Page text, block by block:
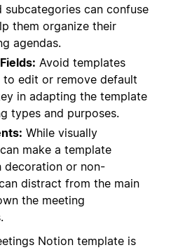
subcategories can confuse
them organize their
agendas.
Avoid templates
edit or remove default
in adapting the template
types and purposes.
While visually
make a template
decoration or non-
distract from the main
the meeting
Notion template is